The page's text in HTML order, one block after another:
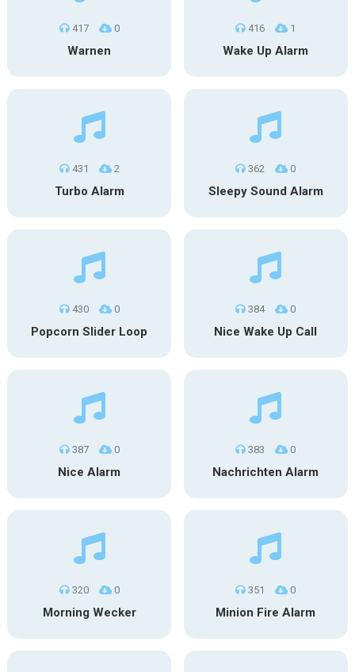
417 0
Warnen
416 1
Wake Up Alarm
431 2
Turbo Alarm
362 0
Sleepy Sound Alarm
430 0
Popcorn Slider Loop
384 0
Nice Wake Up Call
387 0
Nice Alarm
383 0
Nachrichten Alarm
320 0
Morning Wecker
351 0
Minion Fire Alarm